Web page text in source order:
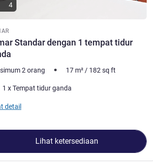
- Kamar
Standar dengan 1 tempat tidur
4
2 orang 17 m² / 182 sq ft
1 x Tempat tidur ganda
detail
Lihat ketersediaan